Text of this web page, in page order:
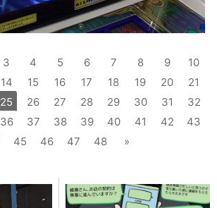
3 4 5 6 7 8 9
10
14 15 16 17 18 19 20
21
25 26 27 28 29 30 31
32
36 37 38 39 40 41 42
43
45 46 47 48 »